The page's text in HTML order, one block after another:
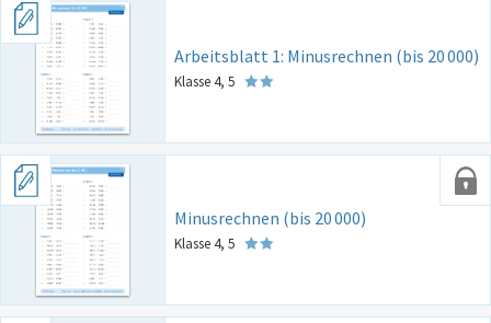
Arbeitsblatt 1: Minusrechnen (bis 20000)
Klasse 4, 5
Minusrechnen (bis 20000)
Klasse 4, 5